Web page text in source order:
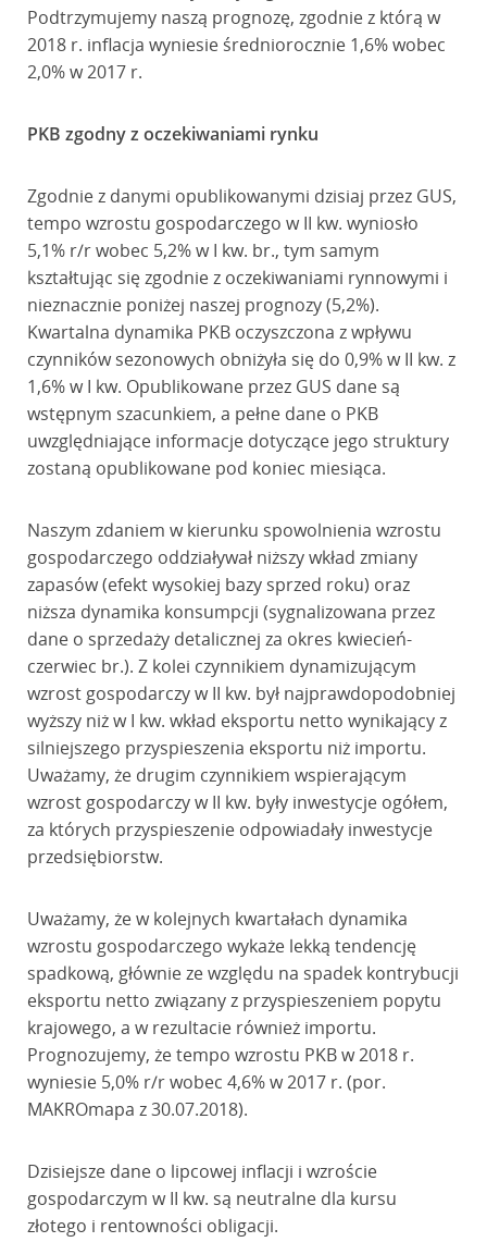
Podtrzymujemy naszą prognozę, zgodnie z którą w
2018 r. inflacja wyniesie średniorocznie 1,6% wobec
2,0% w 2017 r.
PKB zgodny z oczekiwaniami rynku
Zgodnie z danymi opublikowanymi dzisiaj przez GUS,
tempo wzrostu gospodarczego w II kw. wyniosło
5,1% r/r wobec 5,2% w I kw. br., tym samym
kształtując się zgodnie z oczekiwaniami rynnowymi i
nieznacznie poniżej naszej prognozy (5,2%).
Kwartalna dynamika PKB oczyszczona z wpływu
czynników sezonowych obniżyła się do 0,9% w II kw. z
1,6% w I kw. Opublikowane przez GUS dane są
wstępnym szacunkiem, a pełne dane o PKB
uwzględniające informacje dotyczące jego struktury
zostaną opublikowane pod koniec miesiąca.
Naszym zdaniem w kierunku spowolnienia wzrostu
gospodarczego oddziaływał niższy wkład zmiany
zapasów (efekt wysokiej bazy sprzed roku) oraz
niższa dynamika konsumpcji (sygnalizowana przez
dane o sprzedaży detalicznej za okres kwiecień-
czerwiec br.). Z kolei czynnikiem dynamizującym
wzrost gospodarczy w II kw. był najprawdopodobniej
wyższy niż w I kw. wkład eksportu netto wynikający z
silniejszego przyspieszenia eksportu niż importu.
Uważamy, że drugim czynnikiem wspierającym
wzrost gospodarczy w II kw. były inwestycje ogółem,
za których przyspieszenie odpowiadały inwestycje
przedsiębiorstw.
Uważamy, że w kolejnych kwartałach dynamika
wzrostu gospodarczego wykaże lekką tendencję
spadkową, głównie ze względu na spadek kontrybucji
eksportu netto związany z przyspieszeniem popytu
krajowego, a w rezultacie również importu.
Prognozujemy, że tempo wzrostu PKB w 2018 r.
wyniesie 5,0% r/r wobec 4,6% w 2017 r. (por.
MAKROmapa z 30.07.2018).
Dzisiejsze dane o lipcowej inflacji i wzroście
gospodarczym w II kw. są neutralne dla kursu
złotego i rentowności obligacji.